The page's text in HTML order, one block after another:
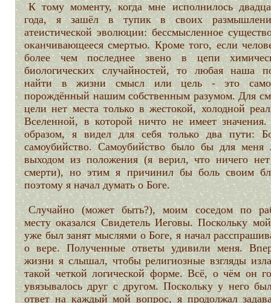
К тому моменту, когда мне исполнилось
года, я зашёл в тупик в своих
атеистической эволюции: бессмысленное
оканчивающееся смертью. Кроме того, если
более чем последнее звено в цепи
биологических случайностей, то любая наша
найти в жизни смысл или цель - это
порождённый нашим собственным разумом. Для
цели нет места только в жестокой, холодной
Вселенной, в которой ничто не имеет
образом, я видел для себя только два пути:
самоубийство. Самоубийство было бы для меня
выходом из положения (я верил, что ничего
смерти), но этим я причинил бы боль своим
поэтому я начал думать о Боге.
Случайно (может быть?), моим соседом по
месту оказался Свидетель Иеговы. Поскольку
уже был занят мыслями о Боге, я начал
о вере. Полученные ответы удивили меня.
жизни я слышал, чтобы религиозные взгляды
такой четкой логической форме. Всё, о чём он
увязывалось друг с другом. Поскольку у него
ответ на каждый мой вопрос, я продолжал